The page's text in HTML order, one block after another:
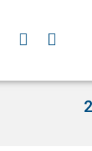
F
a
e
Y
o
t